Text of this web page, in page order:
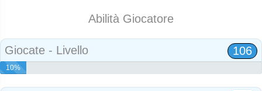
Abilità Giocatore
Giocate - Livello 106
10%